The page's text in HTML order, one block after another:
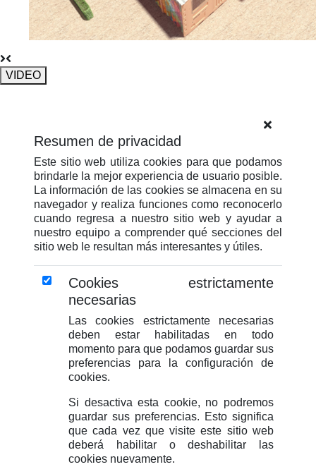
VIDEO
Resumen de privacidad
Este sitio web utiliza cookies para que podamos
brindarle la mejor experiencia de usuario posible.
La información de las cookies se almacena en su
navegador y realiza funciones como reconocerlo
cuando regresa a nuestro sitio web y ayudar a
nuestro equipo a comprender qué secciones del
sitio web le resultan más interesantes y útiles.
Cookies estrictamente
necesarias
Las cookies estrictamente necesarias
deben estar habilitadas en todo
momento para que podamos guardar sus
preferencias para la configuración de
cookies.
Si desactiva esta cookie, no podremos
guardar sus preferencias. Esto significa
que cada vez que visite este sitio web
deberá habilitar o deshabilitar las
cookies nuevamente.